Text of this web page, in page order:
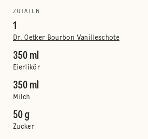
ZUTATEN
1
Dr. Oetker Bourbon Vanilleschote
350 ml
Eierlikör
350 ml
Milch
50 g
Zucker